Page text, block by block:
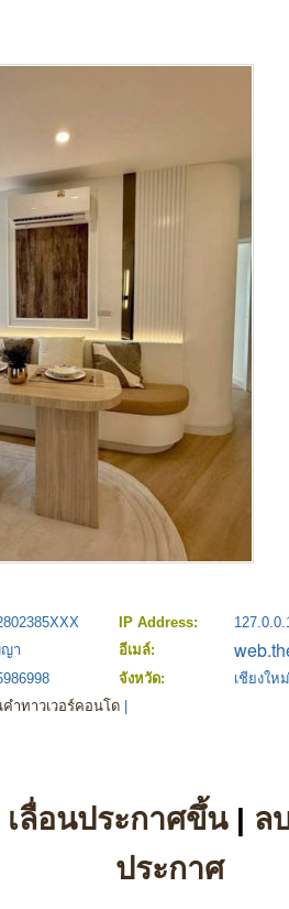
IP Address:
า
อีเมล์:
จังหวัด:
เชียงใหม่
คำทาวเวอร์คอนโด
เลื่อนประกาศขึ้น| ล
ประกาศ